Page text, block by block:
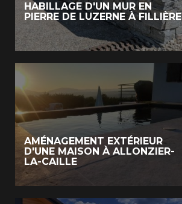
HABILLAGE D'UN MUR EN
PIERRE DE LUZERNE À FILLIÈRE
AMÉNAGEMENT EXTÉRIEUR
D'UNE MAISON À ALLONZIER-
LA-CAILLE